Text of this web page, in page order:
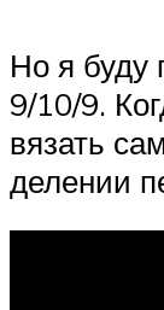
Но я буду
9/10/9.
вязать
делении